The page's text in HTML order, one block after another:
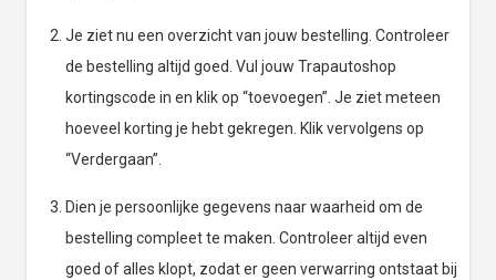
Je ziet nu een overzicht van jouw bestelling. Controleer
de bestelling altijd goed. Vul jouw Trapautoshop
kortingscode in en klik op “toevoegen”. Je ziet meteen
hoeveel korting je hebt gekregen. Klik vervolgens op
“Verdergaan”.
Dien je persoonlijke gegevens naar waarheid om de
bestelling compleet te maken. Controleer altijd even
goed of alles klopt, zodat er geen verwarring ontstaat bij